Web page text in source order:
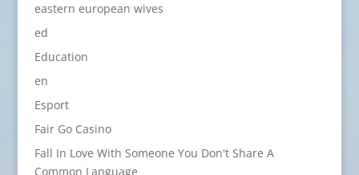
eastern european wives
ed
Education
en
Esport
Fair Go Casino
Fall In Love With Someone You Don't Share A
Common Language